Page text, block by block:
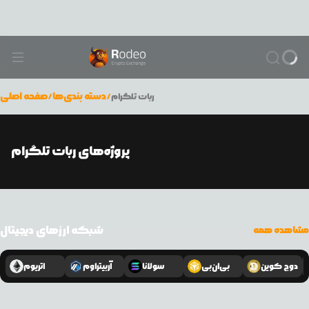
صفحه اصلی/دسته بندی‌ها/ربات تلگرام
پروژه‌های ربات تلگرام
شبکه ارزهای دیجیتال مشاهده همه
اتریوم آربیتراوم سولانا بی‌ان‌بی دوج کوین